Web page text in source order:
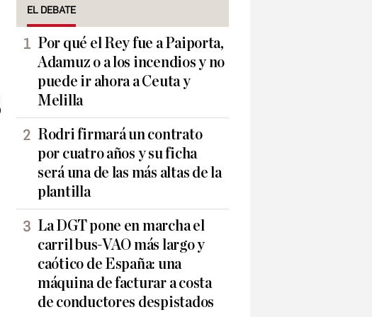
EL DEBATE
Por qué el Rey fue a Paiporta,
Adamuz o a los incendios y no
puede ir ahora a Ceuta y
Melilla
Rodri firmará un contrato
por cuatro años y su ficha
será una de las más altas de la
plantilla
La DGT pone en marcha el
carril bus-VAO más largo y
caótico de España: una
máquina de facturar a costa
de conductores despistados